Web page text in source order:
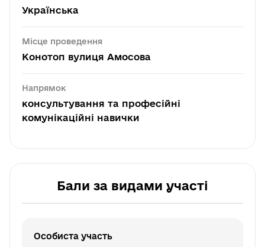
Українська
Місце проведення
Конотоп вулиця Амосова
Напрямок
консультування та професійні
комунікаційні навички
Бали за видами участі
Особиста участь